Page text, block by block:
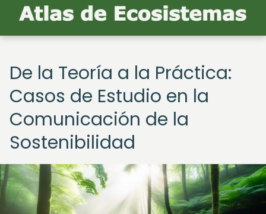
De la Teoría a la Práctica:
Casos de Estudio en la
Comunicación de la
Sostenibilidad